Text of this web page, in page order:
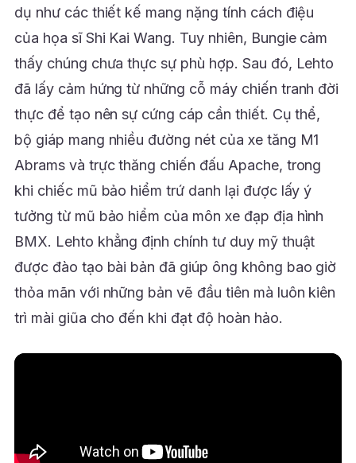
dụ như các thiết kế mang nặng tính cách điệu
của họa sĩ Shi Kai Wang. Tuy nhiên, Bungie cảm
thấy chúng chưa thực sự phù hợp. Sau đó, Lehto
đã lấy cảm hứng từ những cỗ máy chiến tranh đời
thực để tạo nên sự cứng cáp cần thiết. Cụ thể,
bộ giáp mang nhiều đường nét của xe tăng M1
Abrams và trực thăng chiến đấu Apache, trong
khi chiếc mũ bảo hiểm trứ danh lại được lấy ý
tưởng từ mũ bảo hiểm của môn xe đạp địa hình
BMX. Lehto khẳng định chính tư duy mỹ thuật
được đào tạo bài bản đã giúp ông không bao giờ
thỏa mãn với những bản vẽ đầu tiên mà luôn kiên
trì mài giũa cho đến khi đạt độ hoàn hảo.